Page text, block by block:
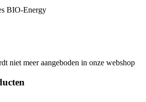
BIO-Energy
niet meer aangeboden in onze webshop